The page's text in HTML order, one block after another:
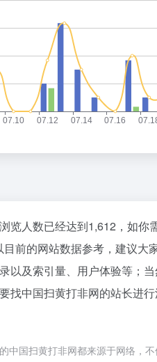
览人数已经达到1,612，如
目前的网站数据参考，建议大
以及索引量、用户体验等；
找中国扫黄打非网的站长进
中国扫黄打非网都来源于网络，